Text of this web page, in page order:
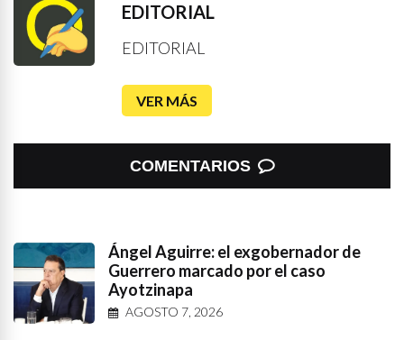
EDITORIAL
EDITORIAL
VER MÁS
COMENTARIOS
Ángel Aguirre: el exgobernador de
Guerrero marcado por el caso
Ayotzinapa
AGOSTO 7, 2026